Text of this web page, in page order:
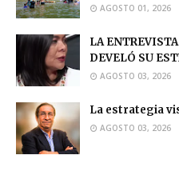
AGOSTO 01, 2026
LA
DEVELÓ SU
AGOSTO 03, 2026
La estrategia
AGOSTO 03, 2026